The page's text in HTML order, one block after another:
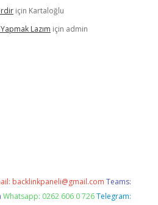
için Kartaloğlu
Lazım için admin
backlinkpaneli@gmail.com Teams:
Whatsapp: 0262 606 0 726 Telegram: